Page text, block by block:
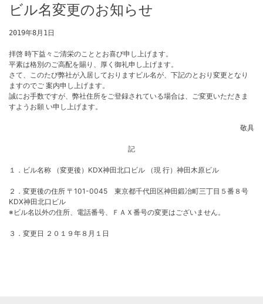
ビル名変更のお知らせ
2019年8月1日
拝啓 時下益々ご清栄のこととお喜び申し上げます。
平素は格別のご高配を賜り、厚く御礼申し上げます。
さて、このたび弊社が入居しておりますビル名が、下記のとおり変更となり
ますのでご 案内申し上げます。
誠にお手数ですが、弊社住所をご登録されている場合は、ご変更いただきま
すようお願 い申し上げます。
敬具
記
１．ビル名称 （変更後）KDX神田北口ビル （現 行）神田木原ビル
２．変更後の住所 〒 101-0045 東京都千代田区神田鍛冶町三丁目５番８号
KDX神田北口ビル
※ビル名以外の住所、電話番号、ＦＡＸ番号の変更はございません。
３．変更日 ２０１９年８月１日